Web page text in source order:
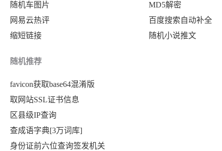
随机车图片
网易云热评
缩短链接
MD5解密
百度搜索自动补全
随机小说推文
随机推荐
favicon获取base64混淆版
取网站SSL证书信息
区县级IP查询
查成语字典[3万词库]
身份证前六位查询签发机关